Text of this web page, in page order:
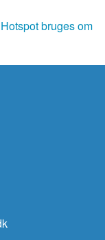
bruges om